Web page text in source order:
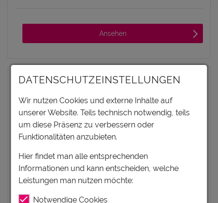
Ansehen
DATENSCHUTZEINSTELLUNGEN
Wir nutzen Cookies und externe Inhalte auf
unserer Website. Teils technisch notwendig, teils
um diese Präsenz zu verbessern oder
Funktionalitäten anzubieten.
Hier findet man alle entsprechenden
Informationen und kann entscheiden, welche
Leistungen man nutzen möchte:
Notwendige Cookies